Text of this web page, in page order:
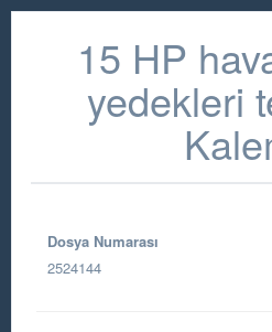
15 HP
yedekleri
Dosya Numarası
2524144